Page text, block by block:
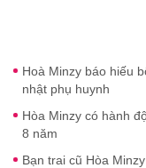
Hoà Minzy báo hiếu
nhật phụ huynh
Hòa Minzy có hành
8 năm
Bạn trai cũ Hòa